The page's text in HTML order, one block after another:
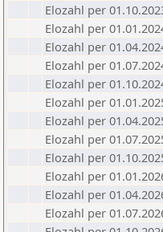
Elozahl per
Elozahl per
Elozahl per
Elozahl per
Elozahl per
Elozahl per
Elozahl per
Elozahl per
Elozahl per
Elozahl per
Elozahl per
Elozahl per